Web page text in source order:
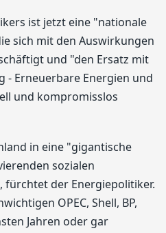
ist jetzt eine "nationale
sich mit den Auswirkungen
und "den Ersatz mit
- Erneuerbare Energien und
und kompromisslos
in eine "gigantische
sozialen
fürchtet der Energiepolitiker.
OPEC, Shell, BP,
Jahren oder gar